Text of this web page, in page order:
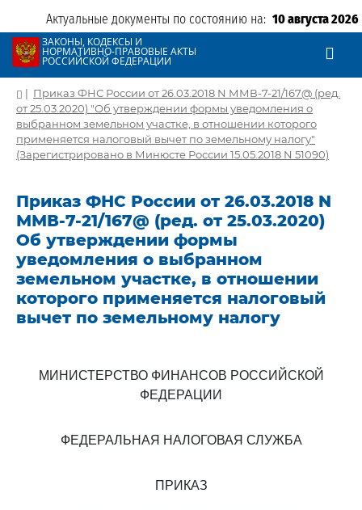
Актуальные документы по состоянию на: 10 августа 2026
ЗАКОНЫ, КОДЕКСЫ И
НОРМАТИВНО-ПРАВОВЫЕ АКТЫ
РОССИЙСКОЙ ФЕДЕРАЦИИ
| Приказ ФНС России от 26.03.2018 N ММВ-7-21/167@ (ред.
от 25.03.2020) "Об утверждении формы уведомления о
выбранном земельном участке, в отношении которого
применяется налоговый вычет по земельному налогу"
(Зарегистрировано в Минюсте России 15.05.2018 N 51090)
Приказ ФНС России от 26.03.2018 N
ММВ-7-21/167@ (ред. от 25.03.2020)
Об утверждении формы
уведомления о выбранном
земельном участке, в отношении
которого применяется налоговый
вычет по земельному налогу
МИНИСТЕРСТВО ФИНАНСОВ РОССИЙСКОЙ
ФЕДЕРАЦИИ
ФЕДЕРАЛЬНАЯ НАЛОГОВАЯ СЛУЖБА
ПРИКАЗ